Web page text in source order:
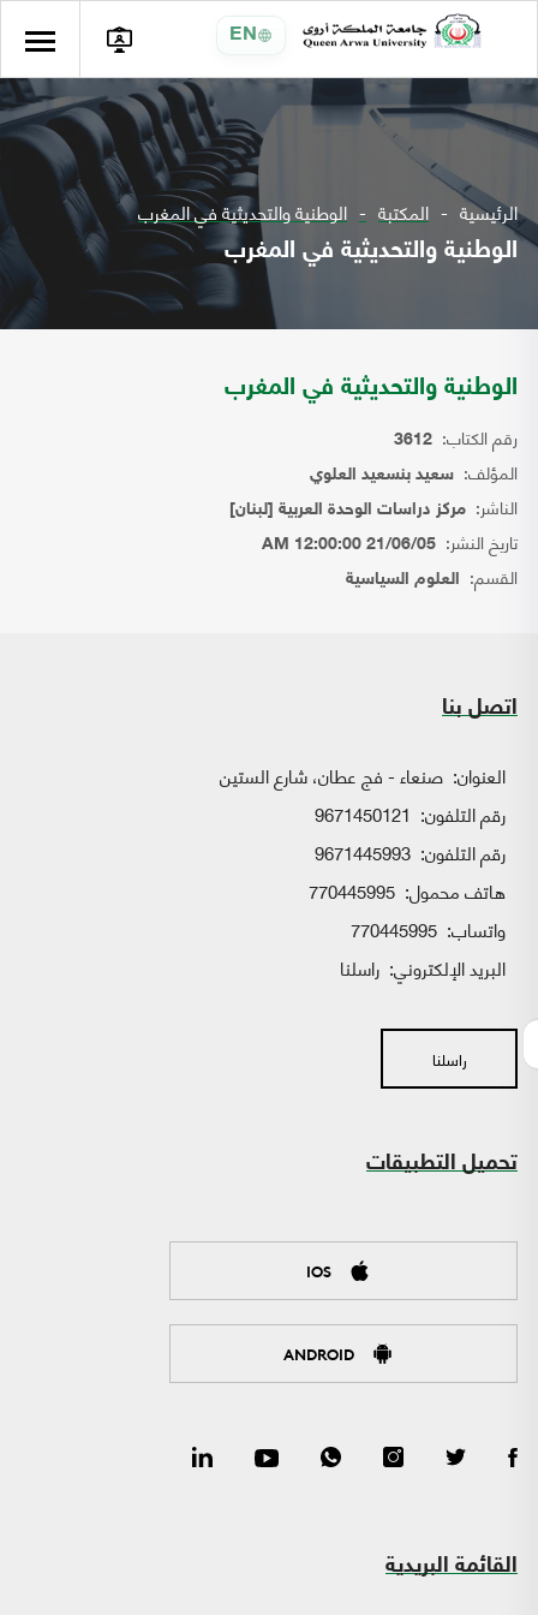
EN
الرئيسية المكتبة الوطنية والتحديثية في المغرب
الوطنية والتحديثية في المغرب
الوطنية والتحديثية في المغرب
رقم الكتاب: 3612
المؤلف: سعيد بنسعيد العلوي
الناشر: مركز دراسات الوحدة العربية [لبنان]
تاريخ النشر: 21/06/05 12:00:00 AM
القسم: العلوم السياسية
اتصل بنا
العنوان: صنعاء - فج عطان، شارع الستين
رقم التلفون: 9671450121
رقم التلفون: 9671445993
هاتف محمول: 770445995
واتساب:
البريد الإلكتروني: راسلنا
راسلنا
تحميل التطبيقات
IOS
ANDROID
القائمة البريدية